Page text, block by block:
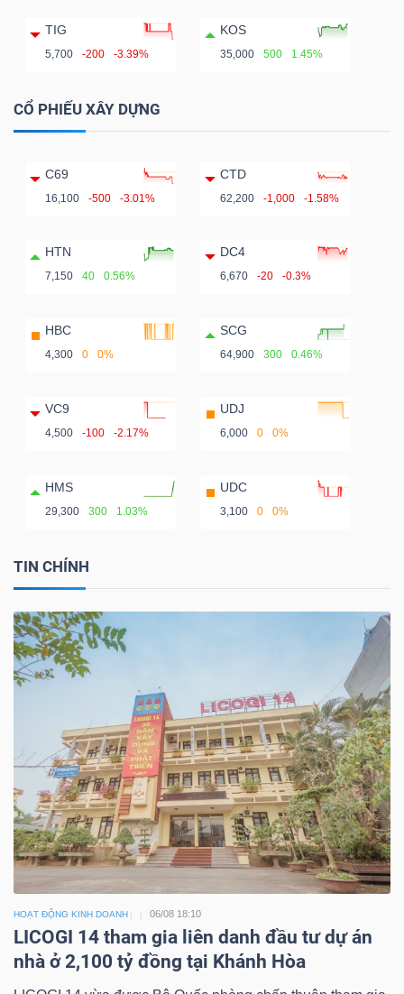
TIG
5,700 -200 -3.39%
KOS
35,000 500 1.45%
CỔ PHIẾU XÂY DỰNG
C69
16,100 -500 -3.01%
CTD
62,200 -1,000 -1.58%
HTN
7,150 40 0.56%
DC4
6,670 -20 -0.3%
HBC
4,300 0 0%
SCG
64,900 300 0.46%
VC9
4,500 -100 -2.17%
UDJ
6,000 0 0%
HMS
29,300 300 1.03%
UDC
3,100 0 0%
TIN CHÍNH
HOẠT ĐỘNG KINH DOANH 06/08 18:10
LICOGI 14 tham gia liên danh đầu tư dự án
nhà ở 2,100 tỷ đồng tại Khánh Hòa